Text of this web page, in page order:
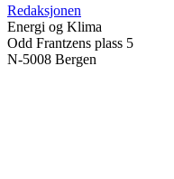
Redaksjonen
Energi og Klima
Odd Frantzens plass 5
N-5008 Bergen